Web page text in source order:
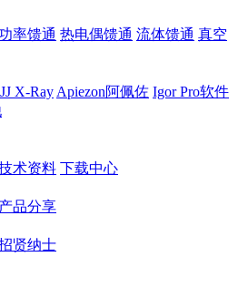
率馈通 热电偶馈通 流体馈通 真空
JJ X-Ray Apiezon阿佩佐 Igor Pro软件
术资料 下载中心
产品分享
贤纳士